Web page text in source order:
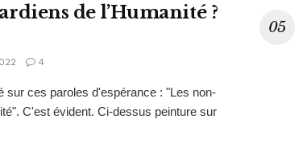
de l’Humanité ?
4
sur ces paroles d'espérance : "Les non-
C'est évident. Ci-dessus peinture sur